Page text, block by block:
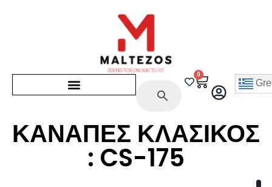
0
ΚΑΝΑΠΕΣ ΚΛΑΣΙΚΟΣ
: CS-175